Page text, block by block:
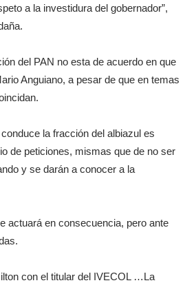
a la investidura del gobernador”,
del PAN no esta de acuerdo en que
Anguiano, a pesar de que en temas
la fracción del albiazul es
de peticiones, mismas que de no ser
y se darán a conocer a la
actuará en consecuencia, pero ante
con el titular del IVECOL …La